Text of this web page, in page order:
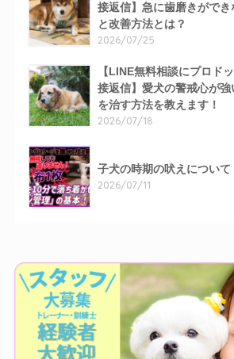
接返信】急に歯磨きができ
と改善方法とは？
2026/07/25
【LINE無料相談にプロド
接返信】愛犬の警戒心が強
を治す方法を教えます！
2026/07/18
子犬の時期の吠えについて
2026/07/11